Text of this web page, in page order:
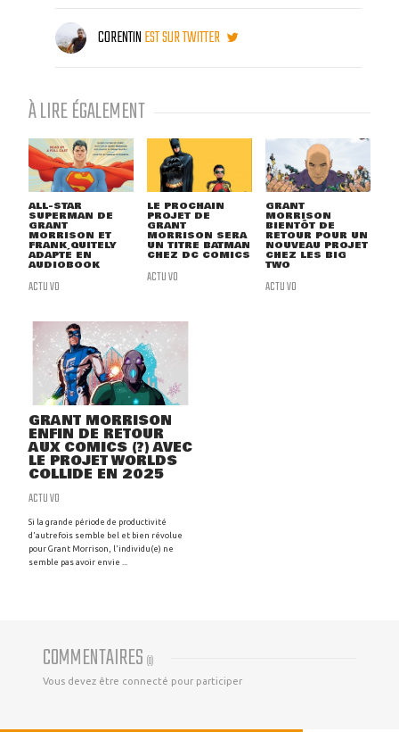
CORENTINEST SUR TWITTER
À LIRE ÉGALEMENT
ALL-STAR
SUPERMAN DE
GRANT
MORRISON ET
FRANK QUITELY
ADAPTÉ EN
AUDIOBOOK
ACTU VO
LE PROCHAIN
PROJET DE
GRANT
MORRISON SERA
UN TITRE BATMAN
CHEZ DC COMICS
ACTU VO
GRANT
MORRISON
BIENTÔT DE
RETOUR POUR UN
NOUVEAU PROJET
CHEZ LES BIG
TWO
ACTU VO
GRANT MORRISON
ENFIN DE RETOUR
AUX COMICS (?) AVEC
LE PROJET WORLDS
COLLIDE EN 2025
ACTU VO
Si la grande période de productivité
d'autrefois semble bel et bien révolue
pour Grant Morrison, l'individu(e) ne
semble pas avoir envie ...
COMMENTAIRES (0)
Vous devez être connecté pour participer